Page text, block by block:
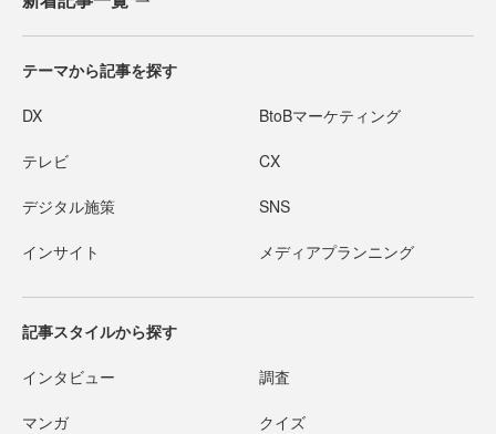
テーマから記事を探す
DX BtoBマーケティング
テレビ CX
デジタル施策 SNS
インサイト メディアプランニング
記事スタイルから探す
インタビュー 調査
マンガ クイズ